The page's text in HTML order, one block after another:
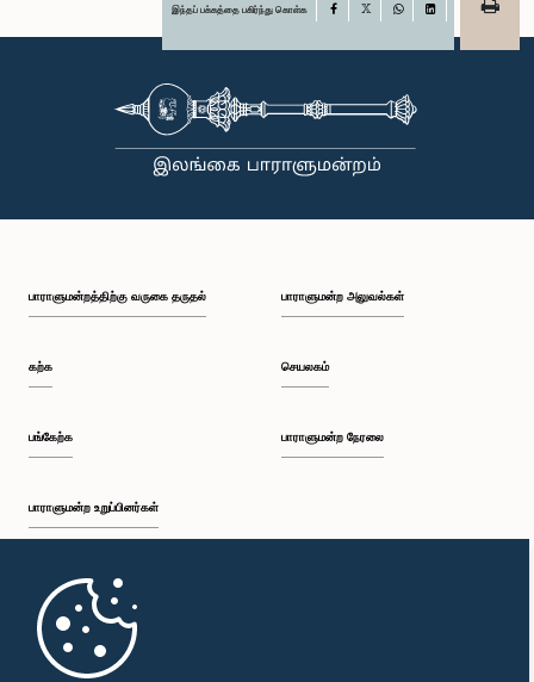
இந்தப் பக்கத்தை பகிர்ந்து கொள்க Facebook
பாராளுமன்றத்திற்கு வருகை தருதல்
கற்க
பங்கேற்க
பாராளுமன்ற உறுப்பினர்கள்
முதற்பக்கம்
பாராளுமன்ற அலுவல்கள்
செயலகம்
பாராளுமன்ற நேரலை
பாராளுமன்ற கையடக்க செயலி